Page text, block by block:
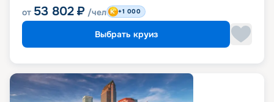
от 53 802 ₽ /чел +1 000
Выбрать круиз